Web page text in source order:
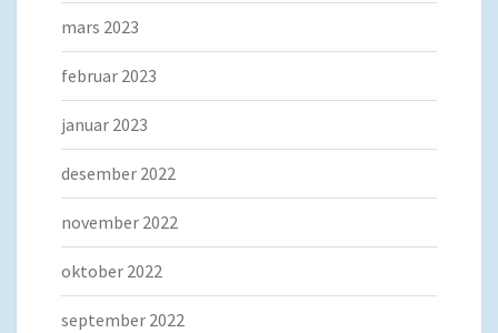
mars 2023
februar 2023
januar 2023
desember 2022
november 2022
oktober 2022
september 2022